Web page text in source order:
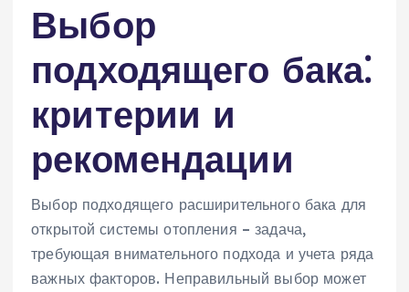
Выбор
подходящего бака⁚
критерии и
рекомендации
Выбор подходящего расширительного бака для
открытой системы отопления – задача‚
требующая внимательного подхода и учета ряда
важных факторов. Неправильный выбор может